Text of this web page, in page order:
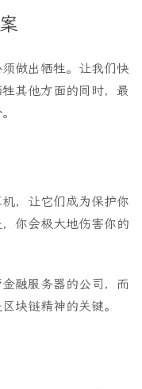
做出牺牲。让我们快
其他方面的同时，最
，让它们成为保护你
你会极大地伤害你的
融服务器的公司，而
块链精神的关键。